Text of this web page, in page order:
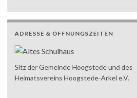
ADRESSE & ÖFFNUNGSZEITEN
Sitz der Gemeinde Hoogstede und des
Heimatsvereins Hoogstede-Arkel e.V.